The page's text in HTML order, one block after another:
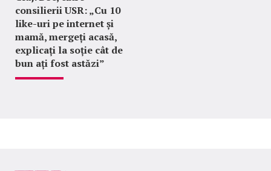
consilierii USR: „Cu 10
like-uri pe internet și
mamă, mergeți acasă,
explicați la soție cât de
bun ați fost astăzi”